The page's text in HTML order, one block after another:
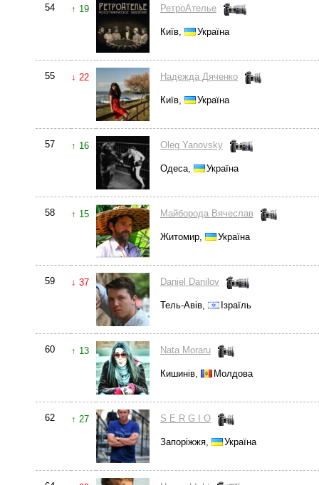
54 ↑ 19 РетроАтелье
Київ, Україна
55 ↓ 22 Надежда Дяченко
Київ, Україна
57 ↑ 16 Oleg Yanovsky
Одеса, Україна
58 ↑ 15 Майборода Вячеслав
Житомир, Україна
59 ↓ 37 Daniel Danilov
Тель-Авів, Ізраїль
60 ↑ 13 Nata Moraru
Кишинів, Молдова
62 ↑ 27 S E R G I O
Запоріжжя, Україна